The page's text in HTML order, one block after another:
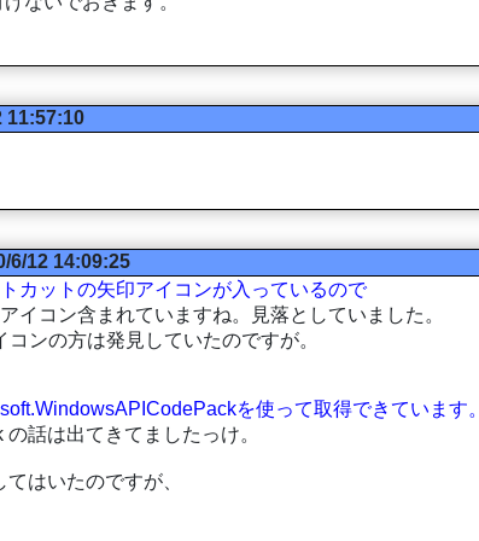
11:57:10
6/12 14:09:25
カットの矢印アイコンが入っているので
イコン含まれていますね。見落としていました。
ンの方は発見していたのですが。
を使って取得できています。
話は出てきてましたっけ。
はいたのですが、